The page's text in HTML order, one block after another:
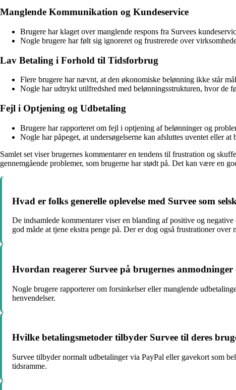
Manglende Kommunikation og Kundeservice
Brugere har klaget over manglende respons fra Survees
Nogle brugere har følt sig ignoreret og frustrerede over
Lav Betaling i Forhold til Tidsforbrug
Flere brugere har nævnt, at den økonomiske belønning ikke står
Nogle har udtrykt utilfredshed med belønningsstrukturen, hvor de
Fejl i Optjening og Udbetaling
Brugere har rapporteret om fejl i optjening af belønninger og
Nogle har påpeget, at undersøgelserne kan afsluttes uventet eller
Samlet set viser brugernes kommentarer en tendens til frustration og
gennemgående problemer, som brugerne har stødt på. Det kan være en
Hvad er folks generelle oplevelse med Survee som
De indsamlede kommentarer viser en blanding af positive og
god måde at tjene ekstra penge på. Der er dog også frustrationer
Hvordan reagerer Survee på brugernes
Nogle brugere rapporterer om forsinkelser eller manglende
henvendelser.
Hvilke betalingsmetoder tilbyder Survee til deres
Survee tilbyder normalt udbetalinger via PayPal eller gavekort som
tidsramme.